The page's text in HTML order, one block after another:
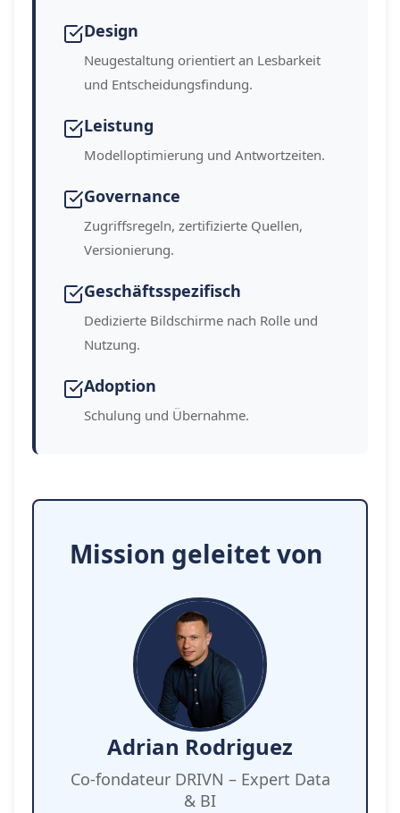
Design
Neugestaltung orientiert an Lesbarkeit
und Entscheidungsfindung.
Leistung
Modelloptimierung und Antwortzeiten.
Governance
Zugriffsregeln, zertifizierte Quellen,
Versionierung.
Geschäftsspezifisch
Dedizierte Bildschirme nach Rolle und
Nutzung.
Adoption
Schulung und Übernahme.
Mission geleitet von
Adrian Rodriguez
Co-fondateur DRIVN – Expert Data
& BI